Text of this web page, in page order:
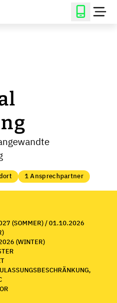
1 Ansprechpartner
(SOMMER) / 01.10.2026
(WINTER)